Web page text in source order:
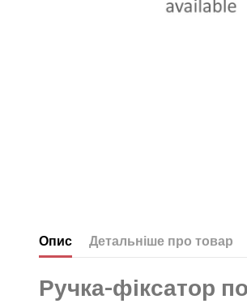
Опис Детальніше про товар
Ручка-фіксатор